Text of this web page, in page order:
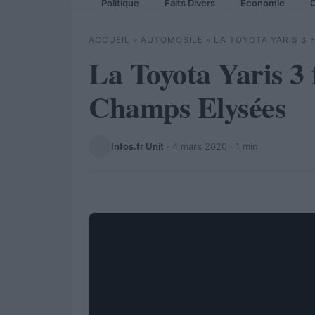
Politique Faits Divers Economie
ACCUEIL » AUTOMOBILE » LA TOYOTA YARIS 3
La Toyota Yaris
Champs Elysées
Infos.fr Unit · 4 mars 2020 · 1 min